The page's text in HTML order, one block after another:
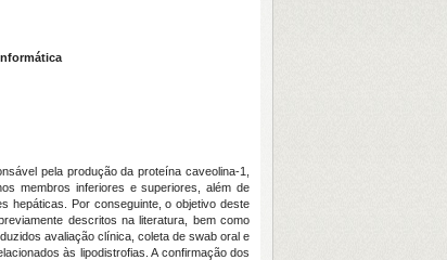
pela produção da proteína caveolina-1,
membros inferiores e superiores, além de
hepáticas. Por conseguinte, o objetivo deste
descritos na literatura, bem como
avaliação clínica, coleta de swab oral e
às lipodistrofias. A confirmação dos